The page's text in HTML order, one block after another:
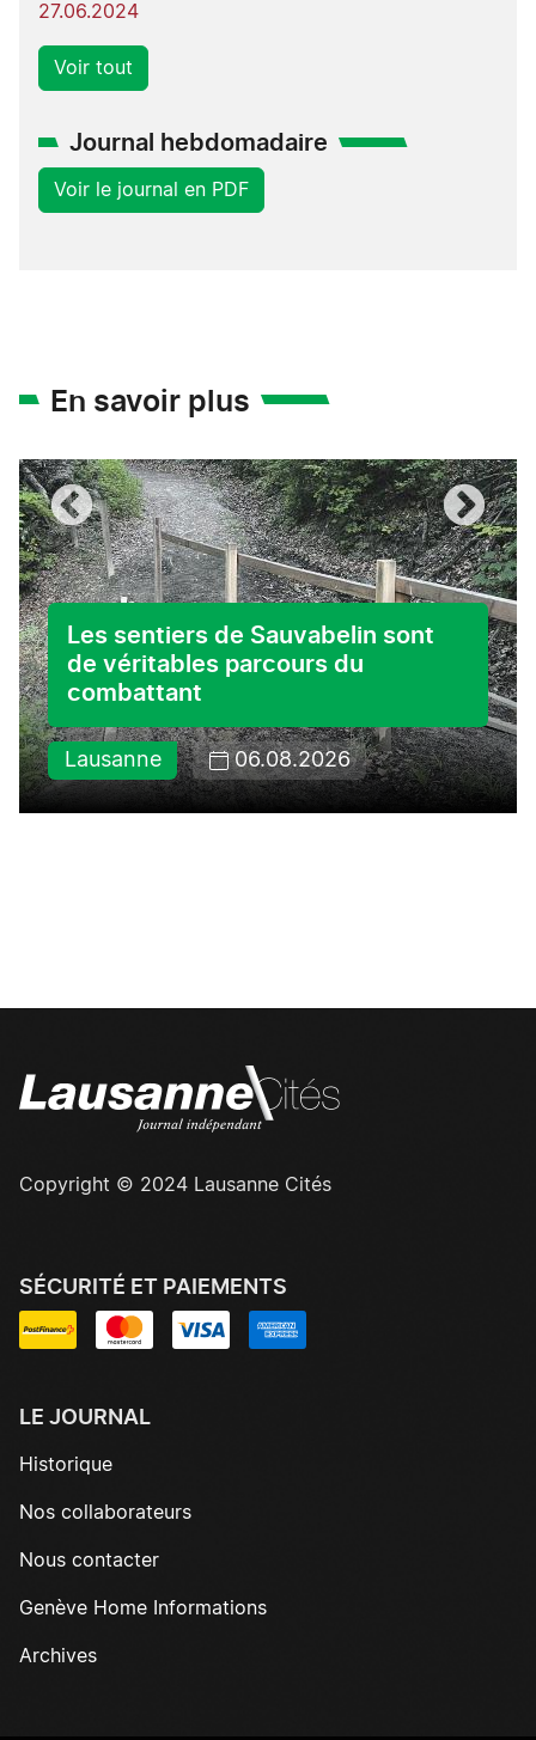
27.06.2024
Voir tout
Journal hebdomadaire
Voir le journal en PDF
En savoir plus
Les sentiers de Sauvabelin sont
de véritables parcours du
combattant
Lausanne 06.08.2026
Copyright © 2024 Lausanne Cités
SÉCURITÉ ET PAIEMENTS
LE JOURNAL
Historique
Nos collaborateurs
Nous contacter
Genève Home Informations
Archives